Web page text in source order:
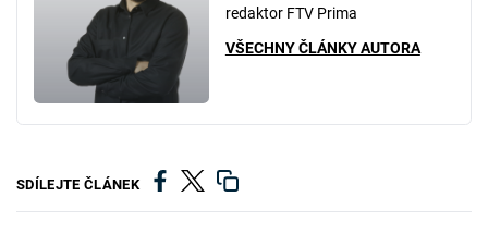
redaktor FTV Prima
VŠECHNY ČLÁNKY AUTORA
SDÍLEJTE ČLÁNEK